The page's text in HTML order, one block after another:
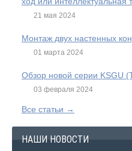
21 мая 2024
Монтаж двух настенных
01 марта 2024
Обзор новой серии KSGU
03 февраля 2024
Все статьи →
НАШИ НОВОСТИ